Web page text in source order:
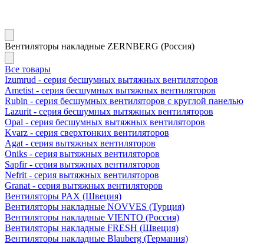
Вентиляторы накладные ZERNBERG (Россия)
Все товары
Izumrud - серия бесшумных вытяжных вентиляторов
Ametist - серия бесшумных вытяжных вентиляторов
Rubin - серия бесшумных вентиляторов с круглой панелью
Lazurit - серия бесшумных вытяжных вентиляторов
Opal - серия бесшумных вытяжных вентиляторов
Kvarz - серия сверхтонких вентиляторов
Agat - серия вытяжных вентиляторов
Oniks - серия вытяжных вентиляторов
Sapfir - серия вытяжных вентиляторов
Nefrit - серия вытяжных вентиляторов
Granat - серия вытяжных вентиляторов
Вентиляторы PAX (Швеция)
Вентиляторы накладные NOVVES (Турция)
Вентиляторы накладные VIENTO (Россия)
Вентиляторы накладные FRESH (Швеция)
Вентиляторы накладные Blauberg (Германия)